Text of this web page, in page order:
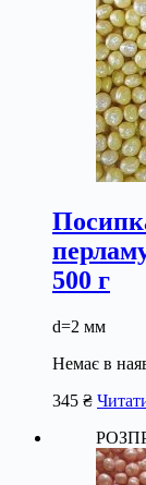
500 г
d=2 мм
Немає в
345 ₴